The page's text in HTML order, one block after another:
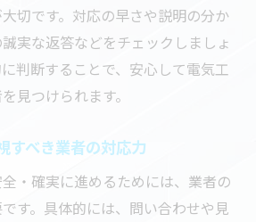
切です。対応の早さや説明の分か
実な返答などをチェックしましょ
判断することで、安心して電気工
見つけられます。
すべき業者の対応力
・確実に進めるためには、業者の
す。具体的には、問い合わせや見